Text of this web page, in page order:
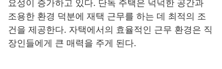
요성이 증가하고 있다. 단독 주택은 넉넉한 공간과
조용한 환경 덕분에 재택 근무를 하는 데 최적의 조
건을 제공한다. 자택에서의 효율적인 근무 환경은 직
장인들에게 큰 매력을 주게 된다.